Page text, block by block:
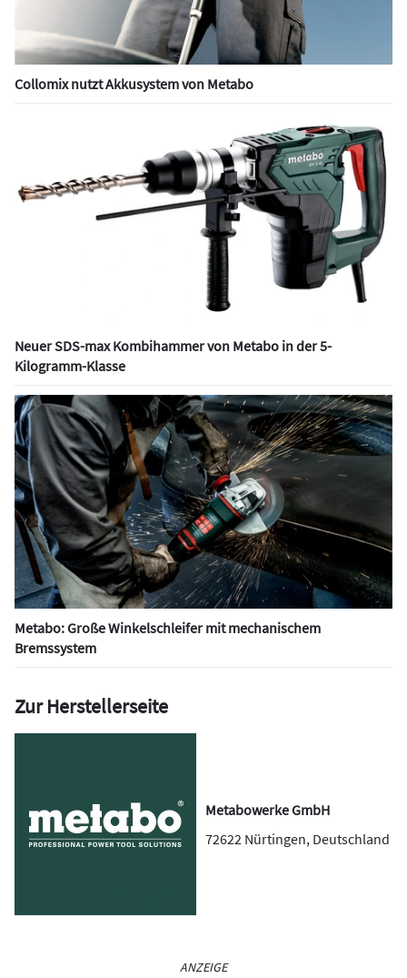
Collomix nutzt Akkusystem von Metabo
Neuer SDS-max Kombihammer von Metabo in der 5-
Kilogramm-Klasse
Metabo: Große Winkelschleifer mit mechanischem
Bremssystem
Zur Herstellerseite
Metabowerke GmbH
72622 Nürtingen, Deutschland
ANZEIGE